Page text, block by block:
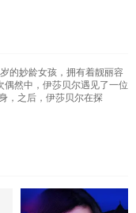
的妙龄女孩，拥有着靓丽容
偶然中，伊莎贝尔遇见了一位
，之后，伊莎贝尔在探